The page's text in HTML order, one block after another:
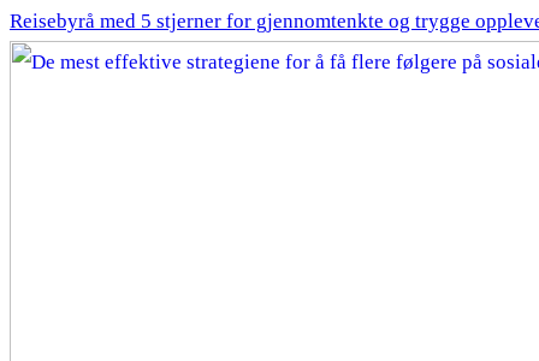
Reisebyrå med 5 stjerner for gjennomtenkte og trygge